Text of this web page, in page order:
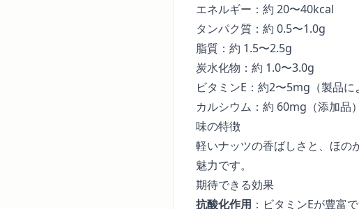
エネルギー：約 20〜40kcal
タンパク質：約 0.5〜1.0g
脂質：約 1.5〜2.5g
炭水化物：約 1.0〜3.0g
ビタミンE：約2〜5mg（製品に
カルシウム：約 60mg（添加品）
味の特徴
軽いナッツの香ばしさと、ほの
魅力です。
期待できる効果
抗酸化作用 ：ビタミンEが豊富